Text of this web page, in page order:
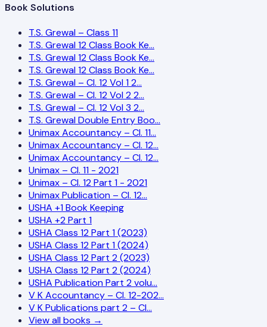
Book Solutions
T.S. Grewal – Class 11
T.S. Grewal 12 Class Book Ke…
T.S. Grewal 12 Class Book Ke…
T.S. Grewal 12 Class Book Ke…
T.S. Grewal – Cl. 12 Vol 1 2…
T.S. Grewal – Cl. 12 Vol 2 2…
T.S. Grewal – Cl. 12 Vol 3 2…
T.S. Grewal Double Entry Boo…
Unimax Accountancy – Cl. 11…
Unimax Accountancy – Cl. 12…
Unimax Accountancy – Cl. 12…
Unimax – Cl. 11 - 2021
Unimax – Cl. 12 Part 1 - 2021
Unimax Publication – Cl. 12…
USHA +1 Book Keeping
USHA +2 Part 1
USHA Class 12 Part 1 (2023)
USHA Class 12 Part 1 (2024)
USHA Class 12 Part 2 (2023)
USHA Class 12 Part 2 (2024)
USHA Publication Part 2 volu…
V K Accountancy – Cl. 12-202…
V K Publications part 2 – Cl…
View all books →